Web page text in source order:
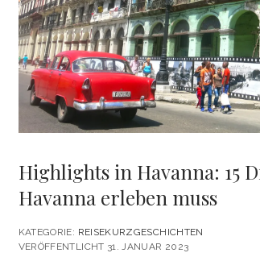
Highlights in Havanna: 15
Havanna erleben muss
KATEGORIE: REISEKURZGESCHICHTEN
VERÖFFENTLICHT 31. JANUAR 2023